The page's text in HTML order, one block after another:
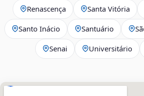
Renascença Santa Vitória
Santo Inácio Santuário
Senai Universitário